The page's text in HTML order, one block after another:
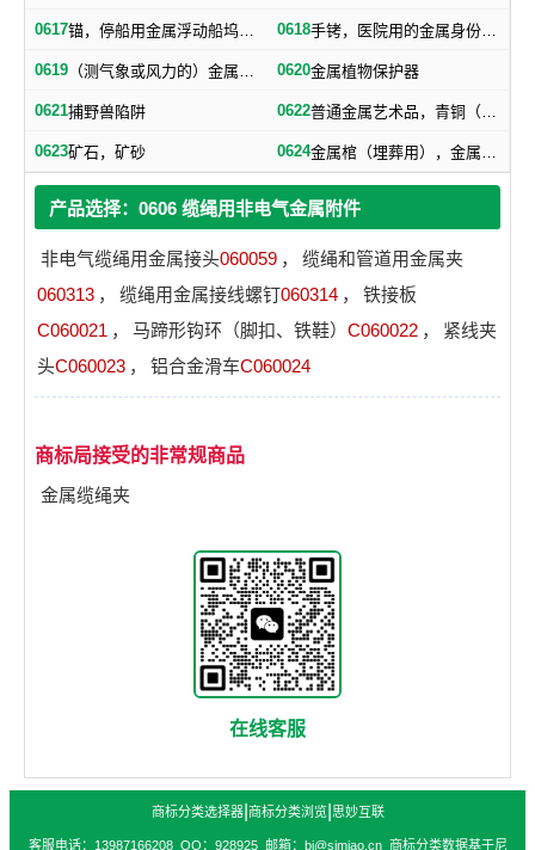
0617 锚，停船用金属浮动船坞，金属下锚桩 0618 手铐，医院用的金属身份证明手镯
0619 （测气象或风力的）金属浆叶，金属风标 0620金属植物保护器
0621捕野兽陷阱 0622 普通金属艺术品，青铜（艺术品）
0623矿石，矿砂 0624 金属棺（埋葬用），金属棺材扣件，棺材用金属器材
产品选择：0606 缆绳用非电气金属附件
非电气缆绳用金属接头060059 ，
缆绳和管道用金属夹
060313 ， 缆绳用金属接线螺钉060314 ，
铁接板
C060021 ， 马蹄形钩环（脚扣、铁鞋） C060022 ，
紧线夹
头C060023 ， 铝合金滑车C060024
商标局接受的非常规商品
金属缆绳夹
在线客服
商标分类选择器| 商标分类浏览| 思妙互联
客服电话：13987166208 QQ：928925 邮箱：bj@simiao.cn 商标分类数据基于尼